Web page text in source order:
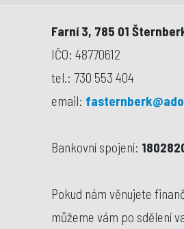
Farní 3, 785 01
IČO: 48770612
tel.: 730 553 404
email:
Bankovní spojení:
Pokud nám věnujete
můžeme vám po sdělení